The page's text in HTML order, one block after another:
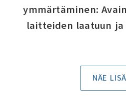
ymmärtäminen:
laitteiden laatuun
NÄE